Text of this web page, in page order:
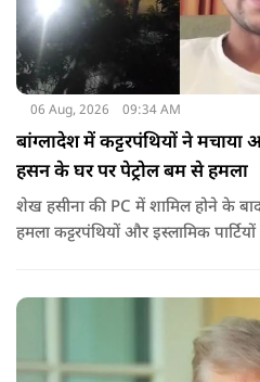
06 Aug, 2026 09:34 AM
बांग्लादेश में कट्टरपंथियों ने
हसन के घर पर पेट्रोल बम से हमला
शेख हसीना की PC में शामिल होने के
हमला कट्टरपंथियों और इस्लामिक
जरिए संबोधन दिया था.